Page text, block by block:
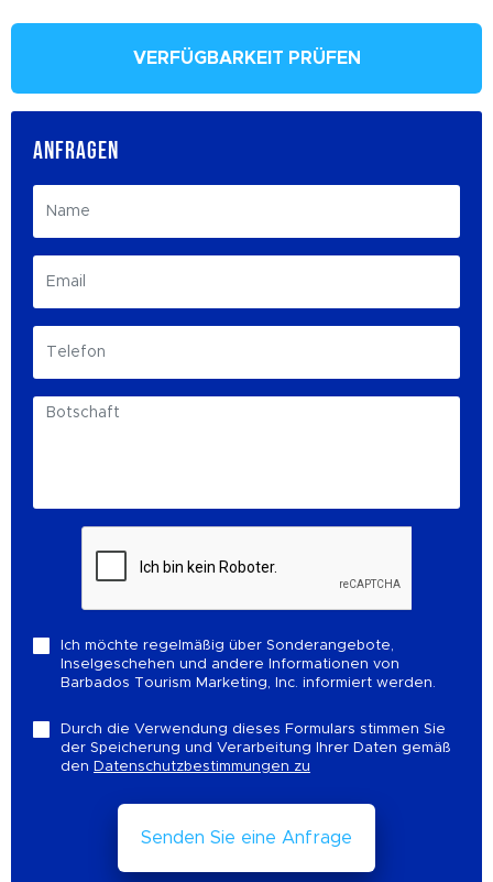
VERFÜGBARKEIT PRÜFEN
ANFRAGEN
Ich möchte regelmäßig über Sonderangebote,
Inselgeschehen und andere Informationen von
Barbados Tourism Marketing, Inc. informiert werden.
Durch die Verwendung dieses Formulars stimmen Sie
der Speicherung und Verarbeitung Ihrer Daten gemäß
den Datenschutzbestimmungen zu